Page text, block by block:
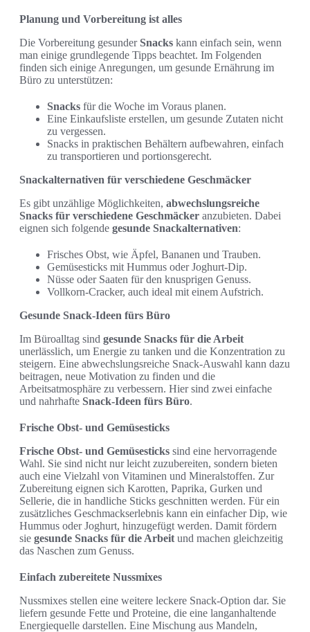
Planung und Vorbereitung ist alles
Die Vorbereitung gesunderSnacks kann einfach sein, wenn
man einige grundlegende Tipps beachtet. Im Folgenden
finden sich einige Anregungen, um gesunde Ernährung im
Büro zu unterstützen:
Snacks für die Woche im Voraus planen.
Eine Einkaufsliste erstellen, um gesunde Zutaten nicht
zu vergessen.
Snacks in praktischen Behältern aufbewahren, einfach
zu transportieren und portionsgerecht.
Snackalternativen für verschiedene Geschmäcker
Es gibt unzählige Möglichkeiten, abwechslungsreiche
Snacks für verschiedene Geschmäcker anzubieten. Dabei
eignen sich folgende gesunde Snackalternativen:
Frisches Obst, wie Äpfel, Bananen und Trauben.
Gemüsesticks mit Hummus oder Joghurt-Dip.
Nüsse oder Saaten für den knusprigen Genuss.
Vollkorn-Cracker, auch ideal mit einem Aufstrich.
Gesunde Snack-Ideen fürs Büro
Im Büroalltag sind gesunde Snacks für die Arbeit
unerlässlich, um Energie zu tanken und die Konzentration zu
steigern. Eine abwechslungsreiche Snack-Auswahl kann dazu
beitragen, neue Motivation zu finden und die
Arbeitsatmosphäre zu verbessern. Hier sind zwei einfache
und nahrhafte Snack-Ideen fürs Büro.
Frische Obst- und Gemüsesticks
Frische Obst- und Gemüsesticks sind eine hervorragende
Wahl. Sie sind nicht nur leicht zuzubereiten, sondern bieten
auch eine Vielzahl von Vitaminen und Mineralstoffen. Zur
Zubereitung eignen sich Karotten, Paprika, Gurken und
Sellerie, die in handliche Sticks geschnitten werden. Für ein
zusätzliches Geschmackserlebnis kann ein einfacher Dip, wie
Hummus oder Joghurt, hinzugefügt werden. Damit fördern
sie gesunde Snacks für die Arbeit und machen gleichzeitig
das Naschen zum Genuss.
Einfach zubereitete Nussmixes
Nussmixes stellen eine weitere leckere Snack-Option dar. Sie
liefern gesunde Fette und Proteine, die eine langanhaltende
Energiequelle darstellen. Eine Mischung aus Mandeln,